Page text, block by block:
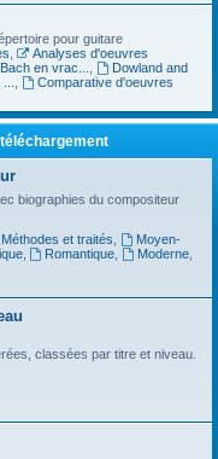
pour guitare
Analyses d'oeuvres
Bach en vrac...
Dowland and
Comparative d'oeuvres
biographies du compositeur
Méthodes et traités
Moyen-
, Romantique Moderne
classées par titre et niveau.